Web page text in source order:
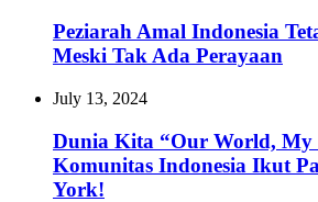
Peziarah Amal Indonesia
Meski Tak Ada Perayaan
July 13, 2024
Dunia Kita “Our World, My
Komunitas Indonesia Ikut
York!